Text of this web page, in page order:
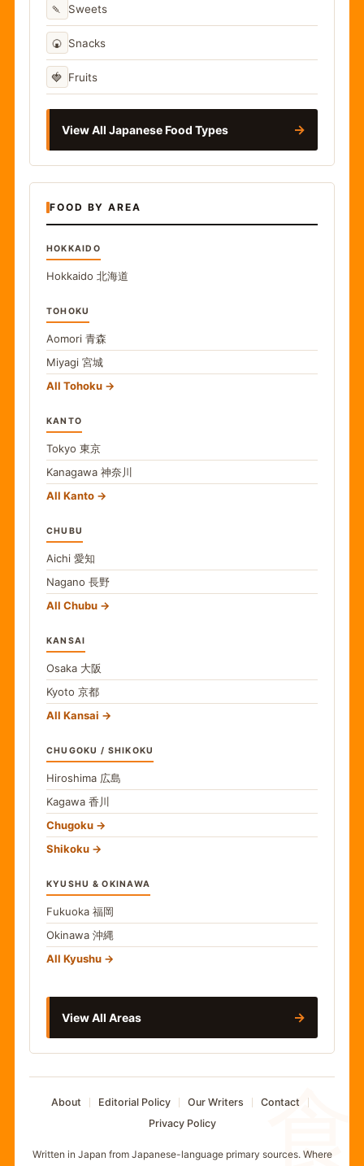
食
🍡 Sweets
🍘 Snacks
🍓 Fruits
View All Japanese Food Types →
FOOD BY AREA
HOKKAIDO
Hokkaido 北海道
TOHOKU
Aomori 青森
Miyagi 宮城
All Tohoku
KANTO
Tokyo 東京
Kanagawa 神奈川
All Kanto
CHUBU
Aichi 愛知
Nagano 長野
All Chubu
KANSAI
Osaka 大阪
Kyoto 京都
All Kansai
CHUGOKU / SHIKOKU
Hiroshima 広島
Kagawa 香川
Chugoku
Shikoku
KYUSHU & OKINAWA
Fukuoka 福岡
Okinawa 沖縄
All Kyushu
View All Areas →
About Editorial Policy Our Writers
Contact
Privacy Policy
Written in Japan from Japanese-language primary sources. Where